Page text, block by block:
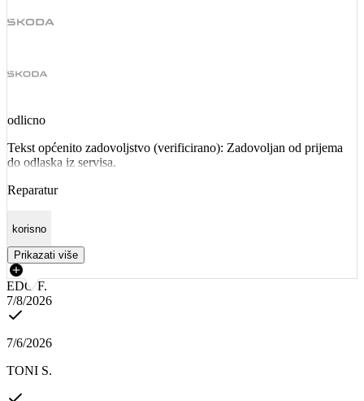
odlicno
Tekst općenito zadovoljstvo (verificirano): Zadovoljan od prijema
do odlaska iz servisa.
Reparatur
korisno
Prikazati više
EDO F.
7/8/2026
7/6/2026
TONI S.